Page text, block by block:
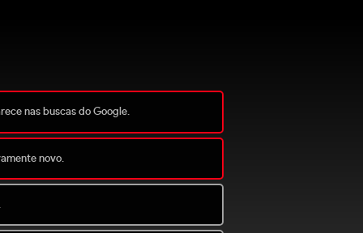
nas buscas do Google.
novo.